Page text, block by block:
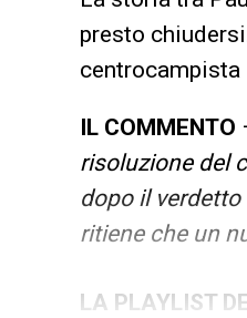
presto
IL COMMENTO
risoluzione del
dopo il verdetto
ritiene che un
LA PLAYLIST